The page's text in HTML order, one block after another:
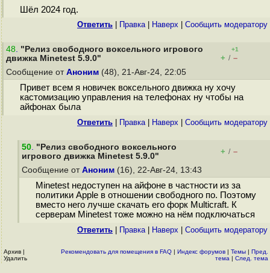
Шёл 2024 год.
Ответить Правка| Наверх Cообщить модератору
48. "Релиз свободного воксельного игрового
движка Minetest 5.9.0"
+1
+ / –
Сообщение от Аноним (48), 21-Авг-24, 22:05
Привет всем я новичек воксельного движка ну хочу
кастомизацию управления на телефонах ну чтобы на
айфонах была
Ответить Правка| Наверх Cообщить модератору
50. "Релиз свободного воксельного
игрового движка Minetest 5.9.0"
+ / –
Сообщение от Аноним (16), 22-Авг-24, 13:43
Minetest недоступен на айфоне в частности из за
политики Apple в отношении свободного по. Поэтому
вместо него лучше скачать его форк Multicraft. К
серверам Minetest тоже можно на нём подключаться
Ответить Правка| Наверх Cообщить модератору
Архив |
Удалить
Рекомендовать для помещения в FAQ | Индекс форумов | Темы | Пред.
тема | След. тема